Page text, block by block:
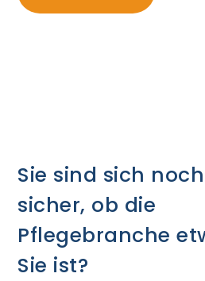
Sie sind sich
sicher, ob die
Pflegebranche
Sie ist?